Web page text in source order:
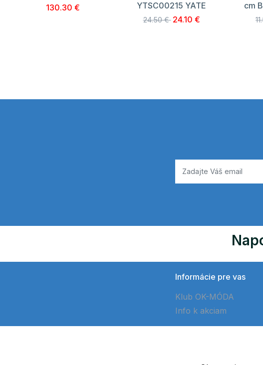
130.30 €
YTSC00215 YATE
24.50 € 24.10 €
cm
Informácie pre vas
Klub OK-MÓDA
Info k akciam